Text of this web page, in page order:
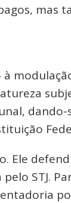
mas
Ele
STJ.